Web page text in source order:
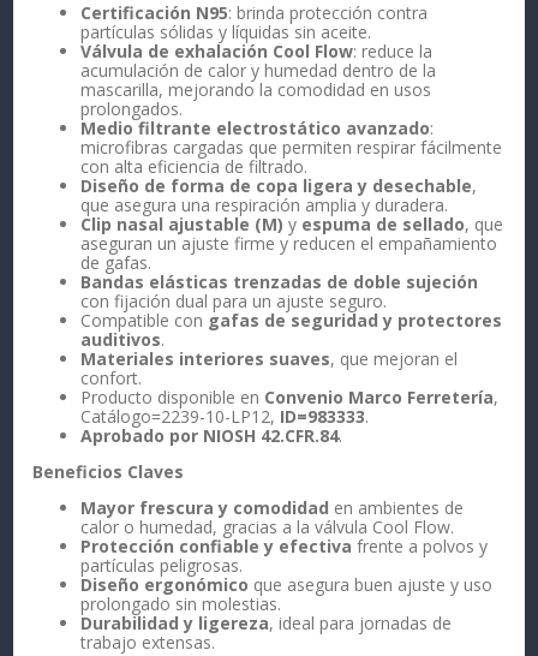
Certificación N95: brinda protección contra
partículas sólidas y líquidas sin aceite.
Válvula de exhalación Cool Flow: reduce la
acumulación de calor y humedad dentro de la
mascarilla, mejorando la comodidad en usos
prolongados.
Medio filtrante electrostático avanzado:
microfibras cargadas que permiten respirar fácilmente
con alta eficiencia de filtrado.
Diseño de forma de copa ligera y desechable,
que asegura una respiración amplia y duradera.
Clip nasal ajustable (M) y espuma de sellado, que
aseguran un ajuste firme y reducen el empañamiento
de gafas.
Bandas elásticas trenzadas de doble sujeción
con fijación dual para un ajuste seguro.
Compatible con gafas de seguridad y protectores
auditivos.
Materiales interiores suaves, que mejoran el
confort.
Producto disponible en Convenio Marco Ferretería,
Catálogo=2239-10-LP12, ID=983333.
Aprobado por NIOSH 42.CFR.84.
Beneficios Claves
Mayor frescura y comodidad en ambientes de
calor o humedad, gracias a la válvula Cool Flow.
Protección confiable y efectiva frente a polvos y
partículas peligrosas.
Diseño ergonómico que asegura buen ajuste y uso
prolongado sin molestias.
Durabilidad y ligereza, ideal para jornadas de
trabajo extensas.